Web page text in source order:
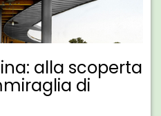
alla scoperta
di